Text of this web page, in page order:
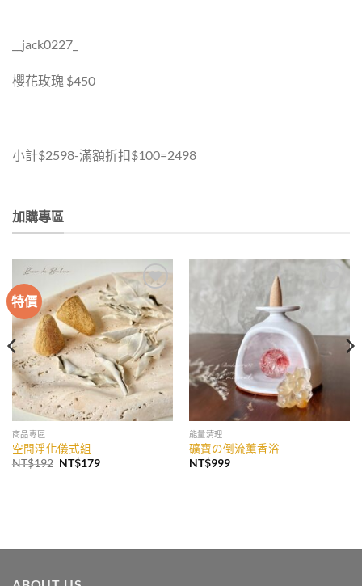
__jack0227_
櫻花玫瑰 $450
小計$2598-滿額折扣$100=2498
加購專區
特價
加入
收藏
商品專區
空間淨化儀式組
NT$192 原
NT$179目
收藏
能量清理
礦寶の倒流薰香浴
NT$999